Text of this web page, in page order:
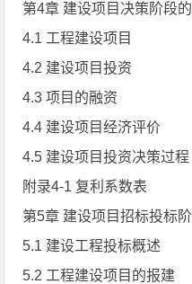
第4章 建设项目决策阶段
4.1 工程建设项目
4.2 建设项目投资
4.3 项目的融资
4.4 建设项目经济评价
4.5 建设项目投资决策过程
附录4-1 复利系数表
第5章 建设项目招标投标
5.1 建设工程投标概述
5.2 工程建设项目的报建